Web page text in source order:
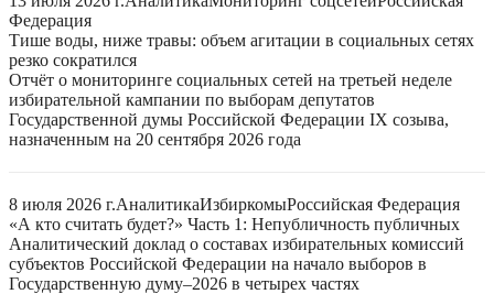
Федерация
Тише воды, ниже травы: объем агитации в социальных сетях
резко сократился
Отчёт о мониторинге социальных сетей на третьей неделе
избирательной кампании по выборам депутатов
Государственной думы Российской Федерации IX созыва,
назначенным на 20 сентября 2026 года
8 июля 2026 г.АналитикаИзбиркомыРоссийская Федерация
«А кто считать будет?» Часть 1: Непубличность публичных
Аналитический доклад о составах избирательных комиссий
субъектов Российской Федерации на начало выборов в
Государственную думу–2026 в четырех частях